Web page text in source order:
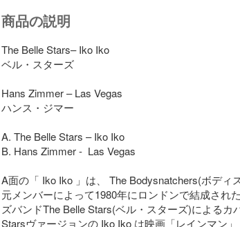
商品の説明
The Belle Stars– Iko Iko
ベル・スターズ
Hans Zimmer – Las Vegas
ハンス・ジマー
A. The Belle Stars – Iko Iko
B. Hans Zimmer -  Las Vegas
A面の「 Iko Iko 」は、 The Bodysnatchers(ボディ
元メンバーによって1980年にロンドンで結成され
ズバンドThe Belle Stars(ベル・スターズ)によるカ
Starsヴァージョンの Iko Iko は映画「レインマン